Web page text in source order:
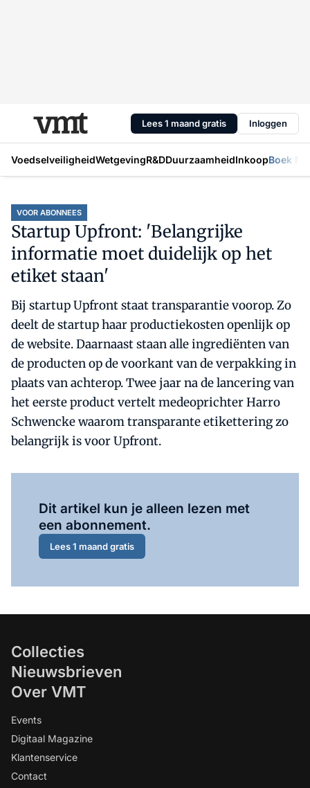
Lees 1 maand gratis Inloggen
VoedselveiligheidWetgevingR&DDuurzaamheidInkoopBoek
VOOR ABONNEES
Startup Upfront: 'Belangrijke
informatie moet duidelijk op het
etiket staan'
Bij startup Upfront staat transparantie voorop. Zo
deelt de startup haar productiekosten openlijk op
de website. Daarnaast staan alle ingrediënten van
de producten op de voorkant van de verpakking in
plaats van achterop. Twee jaar na de lancering van
het eerste product vertelt medeoprichter Harro
Schwencke waarom transparante etikettering zo
belangrijk is voor Upfront.
Dit artikel kun je alleen lezen met
een abonnement.
Lees 1 maand gratis
Collecties
Nieuwsbrieven
Over VMT
Events
Digitaal Magazine
Klantenservice
Contact